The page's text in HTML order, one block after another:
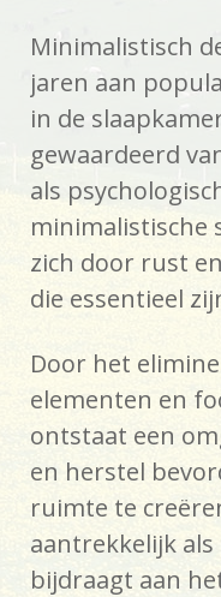
Minimalistisch
jaren aan
in de
gewaardeerd
als
minimalistische
zich door rust
die essentieel
Door het
elementen en
ontstaat een
en herstel
ruimte te
aantrekkelijk
bijdraagt aan